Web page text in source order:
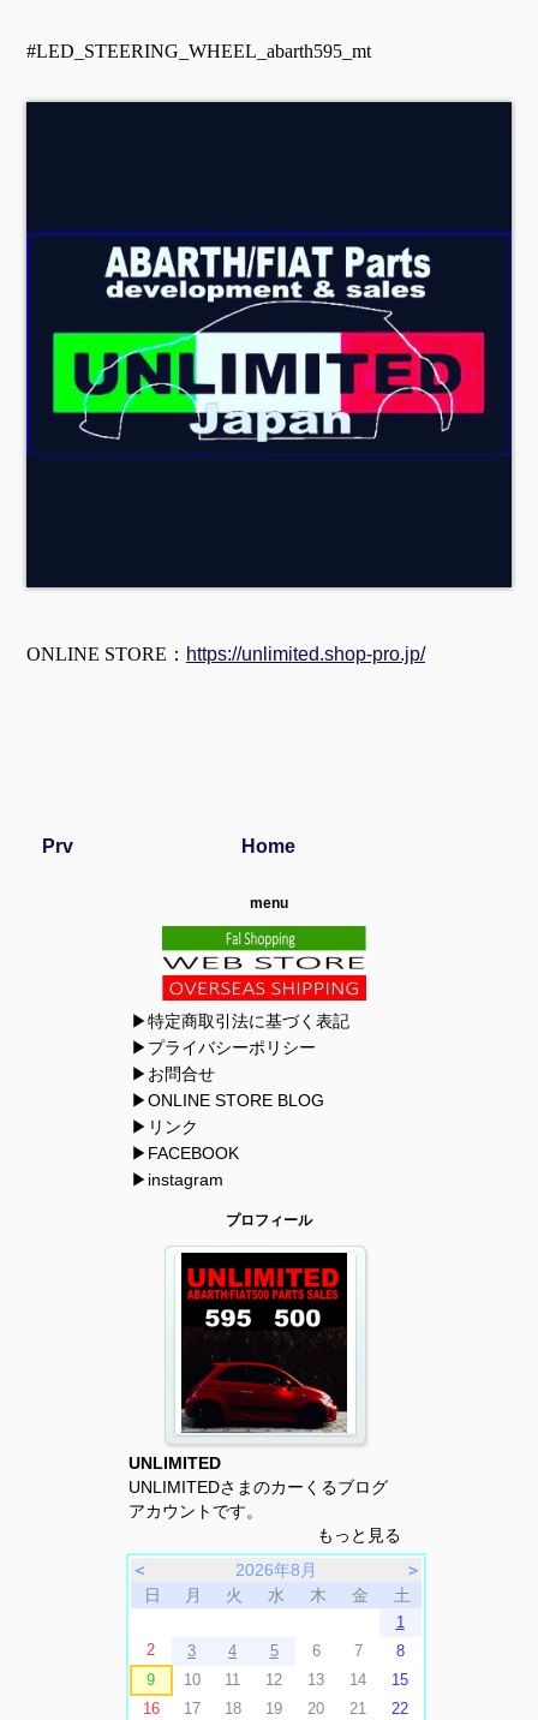
menu
▶特定商取引法に基づく表記
▶プライバシーポリシー
▶お問合せ
▶ONLINE STORE BLOG
▶リンク
▶FACEBOOK
▶instagram
プロフィール
UNLIMITED
UNLIMITEDさまのカーくるブログ
アカウントです。
もっと見る
＜
2026年8月
＞
日
月 火 水 木 金 土
1
2
3 4 5 6 7
8
9
10 11 12 13 14
15
16
17 18 19 20 21
22
#LED_STEERING_WHEEL_abarth595_mt
ONLINE STORE： https://unlimited.shop-pro.jp/
Prv Home